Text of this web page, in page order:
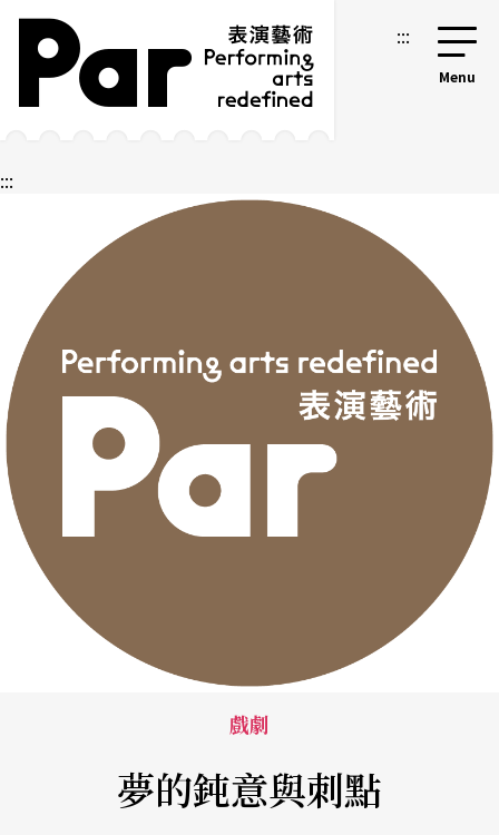
跳到主要內容區塊
網站導覽 :::
:::
戲劇
夢的鈍意與刺點